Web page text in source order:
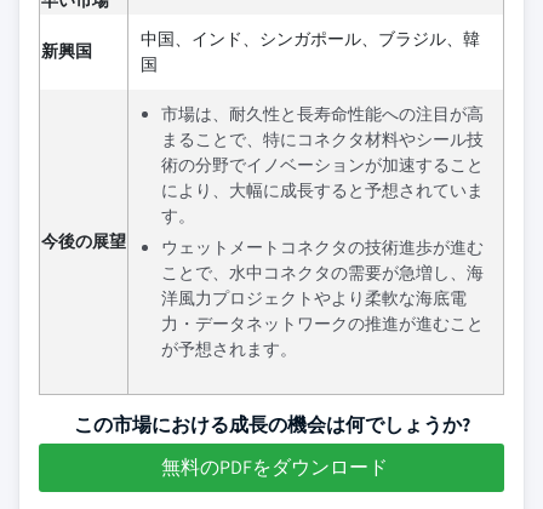
新興国
中国、インド、シンガポール、ブラジル、韓
国
今後の展望
市場は、耐久性と長寿命性能への注目が高
まることで、特にコネクタ材料やシール技
術の分野でイノベーションが加速すること
により、大幅に成長すると予想されていま
す。
ウェットメートコネクタの技術進歩が進む
ことで、水中コネクタの需要が急増し、海
洋風力プロジェクトやより柔軟な海底電
力・データネットワークの推進が進むこと
が予想されます。
この市場における成長の機会は何でしょうか?
無料のPDFをダウンロード